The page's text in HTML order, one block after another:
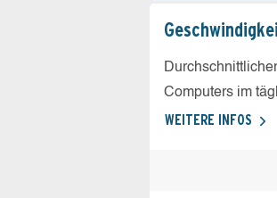
Computers im
WEITERE INFOS